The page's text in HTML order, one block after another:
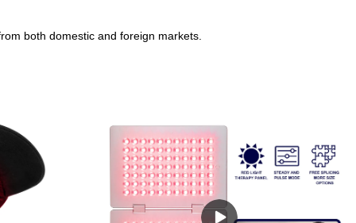
both domestic and foreign markets.